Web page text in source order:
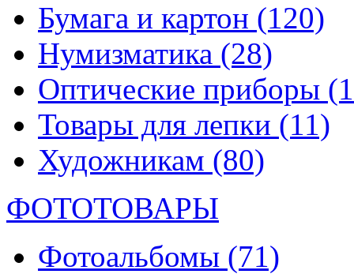
Бумага и картон (120)
Нумизматика (28)
Оптические приборы
Товары для лепки (11)
Художникам (80)
ФОТОТОВАРЫ
Фотоальбомы (71)